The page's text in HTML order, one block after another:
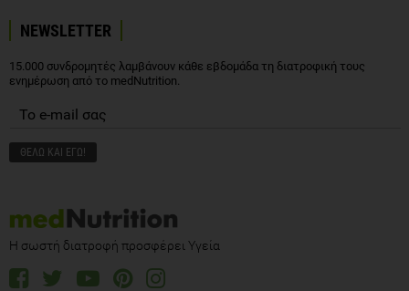
NEWSLETTER
15.000 συνδρομητές λαμβάνουν κάθε εβδομάδα τη διατροφική τους
ενημέρωση από το medNutrition.
Η σωστή διατροφή προσφέρει Υγεία